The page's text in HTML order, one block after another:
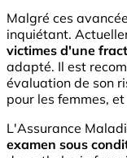
Malgré ces
inquiétant.
victimes d'une
adapté. Il est
évaluation de son
pour les femmes,
L'Assurance
examen sous